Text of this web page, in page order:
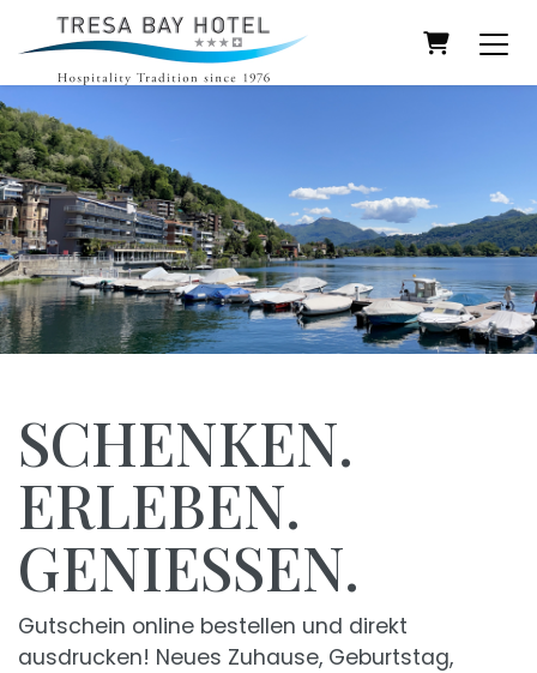
SCHENKEN.
ERLEBEN.
GENIESSEN.
Gutschein online bestellen und direkt
ausdrucken! Neues Zuhause, Geburtstag,